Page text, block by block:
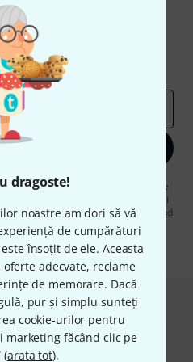
dragoste!
noastre am dori să vă
de cumpărături
însoțit de ele. Aceasta
adecvate, reclame
de memorare. Dacă
pur și simplu sunteți
cookie-urilor pentru
marketing făcând clic pe
(arata tot).
câștiga unul dintre
€fiecare!
Thomann
te acum
sunteți de acord să primiți publicitate
orice moment. Puteți găsi informații
înregulamentul nostru privind
datelor .